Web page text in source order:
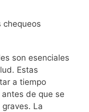
chequeos
son esenciales
Estas
a tiempo
de que se
La